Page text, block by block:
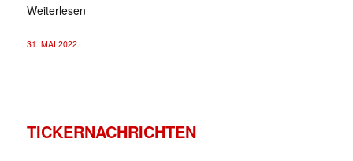
Weiterlesen
31. MAI 2022
TICKERNACHRICHTEN